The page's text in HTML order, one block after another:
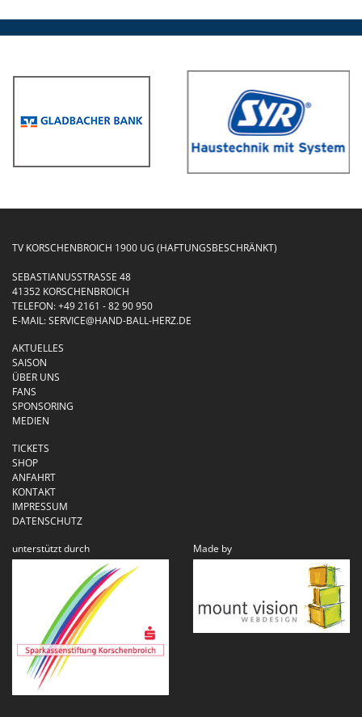
TV KORSCHENBROICH 1900 UG (HAFTUNGSBESCHRÄNKT)
SEBASTIANUSSTRASSE 48
41352 KORSCHENBROICH
TELEFON:+49 2161 - 82 90 950
E-MAIL:SERVICE@HAND-BALL-HERZ.DE
AKTUELLES
SAISON
ÜBER UNS
FANS
SPONSORING
MEDIEN
TICKETS
SHOP
ANFAHRT
KONTAKT
IMPRESSUM
DATENSCHUTZ
unterstützt durch
Made by